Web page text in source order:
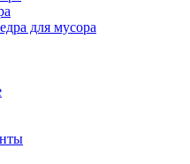
для мусора